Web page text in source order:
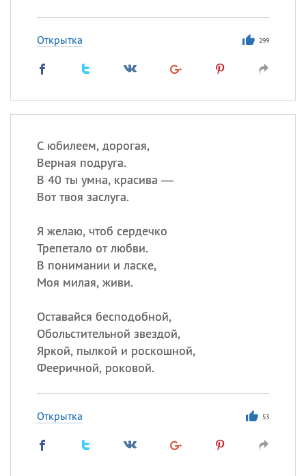
Открытка 299
С юбилеем, дорогая,
Верная подруга.
В 40 ты умна, красива —
Вот твоя заслуга.
Я желаю, чтоб сердечко
Трепетало от любви.
В понимании и ласке,
Моя милая, живи.
Оставайся бесподобной,
Обольстительной звездой,
Яркой, пылкой и роскошной,
Фееричной, роковой.
Открытка 53